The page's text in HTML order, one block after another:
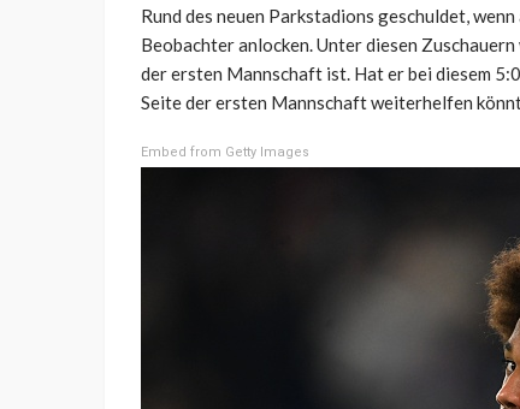
Rund des neuen Parkstadions geschuldet,
Beobachter anlocken. Unter diesen
der ersten Mannschaft ist. Hat er bei diesem
Seite der ersten Mannschaft weiterhelfen
Embed from Getty Images